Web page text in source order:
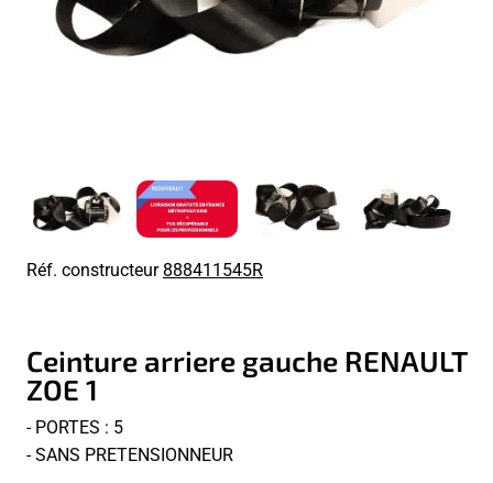
Réf. constructeur888411545R
Ceinture arriere gauche RENAULT
ZOE 1
- PORTES : 5
- SANS PRETENSIONNEUR